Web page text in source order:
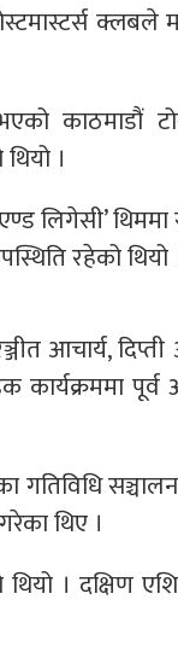
काठमाडौं
।
लिगेसी’ थिममा
रहेको थियो
आचार्य,
पूर्व
गतिविधि
थिए ।
। दक्षिण